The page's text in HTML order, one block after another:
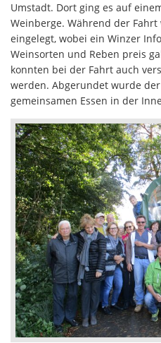
Umstadt. Dort ging es auf
Weinberge. Während der
eingelegt, wobei ein Winzer
Weinsorten und Reben preis
konnten bei der Fahrt auch
werden. Abgerundet wurde
gemeinsamen Essen in der